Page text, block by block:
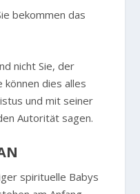
bekommen das
nicht Sie, der
dies alles
und mit seiner
Autorität sagen.
spirituelle Babys